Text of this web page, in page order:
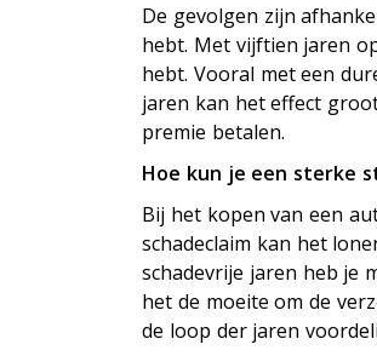
De gevolgen zijn
hebt. Met vijftien jaren
hebt. Vooral met een
jaren kan het effect
premie betalen.
Hoe kun je een sterke
Bij het kopen van een
schadeclaim kan het
schadevrije jaren heb je
het de moeite om de
de loop der jaren